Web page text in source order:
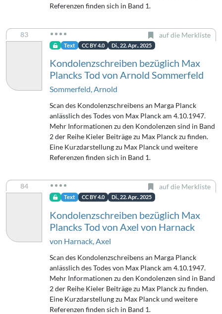
Referenzen finden sich in Band 1.
83 auf die Merkliste
Text CC BY 4.0 Di., 22. Apr.. 2025
Kondolenzschreiben bezüglich Max
Plancks Tod von Arnold Sommerfeld
Sommerfeld, Arnold
Scan des Kondolenzschreibens an Marga Planck
anlässlich des Todes von Max Planck am 4.10.1947.
Mehr Informationen zu den Kondolenzen sind in Band
2 der Reihe Kieler Beiträge zu Max Planck zu finden.
Eine Kurzdarstellung zu Max Planck und weitere
Referenzen finden sich in Band 1.
84 auf die Merkliste
Text CC BY 4.0 Di., 22. Apr.. 2025
Kondolenzschreiben bezüglich Max
Plancks Tod von Axel von Harnack
von Harnack, Axel
Scan des Kondolenzschreibens an Marga Planck
anlässlich des Todes von Max Planck am 4.10.1947.
Mehr Informationen zu den Kondolenzen sind in Band
2 der Reihe Kieler Beiträge zu Max Planck zu finden.
Eine Kurzdarstellung zu Max Planck und weitere
Referenzen finden sich in Band 1.